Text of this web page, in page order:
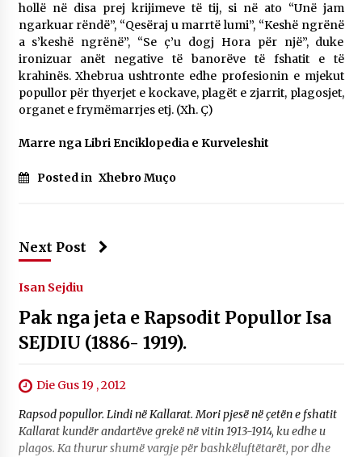
03/05/2026
Gazeta Kallarati nr. 116
28/01/2026
Mbi kockat e martirëve ngrihet Atdheu
17/10/2025
Gazeta Kallarati nr. 115
RINDËRTIMIN E VENDIT – NGA ÇIZE XHAFERAJ
hollë në disa prej krijimeve të tij, si në ato “Unë jam
ngarkuar rëndë”, “Qesëraj u marrtë lumi”, “Keshë ngrënë
a s’keshë ngrënë”, “Se ç’u dogj Hora për një”, duke
ironizuar anët negative të banorëve të fshatit e të
krahinës. Xhebrua ushtronte edhe profesionin e mjekut
popullor për thyerjet e kockave, plagët e zjarrit, plagosjet,
organet e frymëmarrjes etj. (Xh. Ç)
Marre nga Libri Enciklopedia e Kurveleshit
Posted in Xhebro Muço
Next Post
Isan Sejdiu
Pak nga jeta e Rapsodit Popullor Isa
SEJDIU (1886- 1919).
Die Gus 19 , 2012
Rapsod popullor. Lindi në Kallarat. Mori pjesë në çetën e fshatit
Kallarat kundër andartëve grekë në vitin 1913-1914, ku edhe u
plagos. Ka thurur shumë vargje për bashkëluftëtarët, por dhe